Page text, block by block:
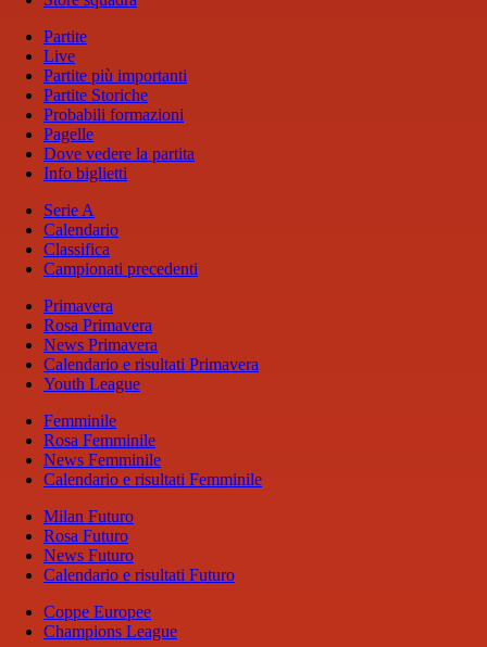
Partite
Live
Partite più importanti
Partite Storiche
Probabili formazioni
Pagelle
Dove vedere la partita
Info biglietti
Serie A
Calendario
Classifica
Campionati precedenti
Primavera
Rosa Primavera
News Primavera
Calendario e risultati Primavera
Youth League
Femminile
Rosa Femminile
News Femminile
Calendario e risultati Femminile
Milan Futuro
Rosa Futuro
News Futuro
Calendario e risultati Futuro
Coppe Europee
Champions League